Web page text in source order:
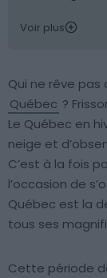
Voir plus
Qui ne rêve pas
Québec ?
Le Québec en
neige et
C’est à la fois
l’occasion de
Québec est la
tous ses
Cette période